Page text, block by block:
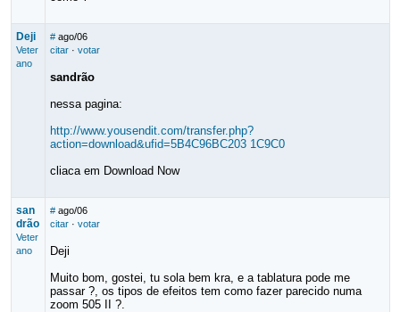
Deji
Veter
ano
# ago/06
citar· votar
sandrão
nessa pagina:
http://www.yousendit.com/transfer.php?
action=download&ufid=5B4C96BC203 1C9C0
cliaca em Download Now
san
drão
Veter
ano
# ago/06
citar· votar
Deji
Muito bom, gostei, tu sola bem kra, e a tablatura pode me
passar ?, os tipos de efeitos tem como fazer parecido numa
zoom 505 II ?.